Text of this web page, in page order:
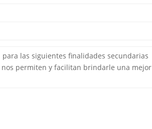
las siguientes finalidades secundarias
permiten y facilitan brindarle una mejor